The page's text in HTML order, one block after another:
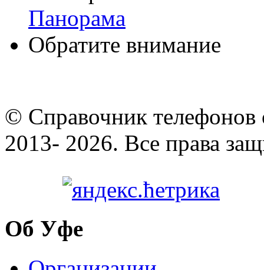
Панорама
Обратите внимание
© Cправочник телефонов
2013- 2026. Все права
Об Уфе